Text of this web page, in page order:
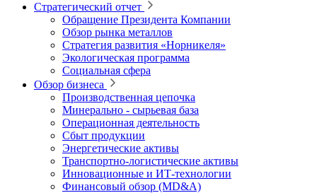
Стратегический отчет
Обращение Президента Компании
Обзор рынка металлов
Стратегия развития «Норникеля»
Экологическая программа
Социальная сфера
Обзор бизнеса
Производственная цепочка
Минерально ‑ сырьевая база
Операционная деятельность
Сбыт продукции
Энергетические активы
Транспортно-логистические активы
Инновационные и ИТ‑технологии
Финансовый обзор (MD&A)